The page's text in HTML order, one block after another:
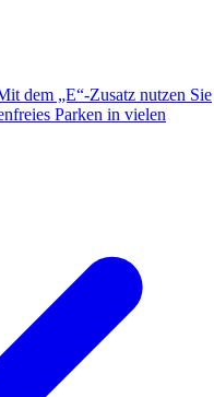
dem „E“-Zusatz nutzen Sie
Parken in vielen